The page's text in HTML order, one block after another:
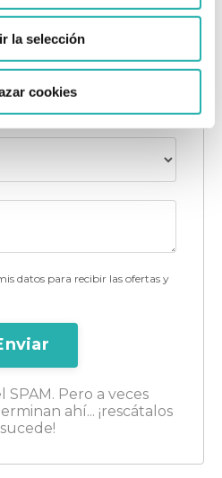
la selección
cookies
datos para recibir las ofertas y
SPAM. Pero a veces
ahí... ¡rescátalos